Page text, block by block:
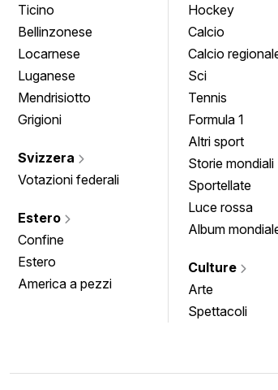
Ticino
Bellinzonese
Locarnese
Luganese
Mendrisiotto
Grigioni
Svizzera
Votazioni federali
Estero
Confine
Estero
America a pezzi
Hockey
Calcio
Calcio
Sci
Tennis
Formula 1
Altri sport
Storie mondiali
Sportellate
Luce rossa
Album
Culture
Arte
Spettacoli